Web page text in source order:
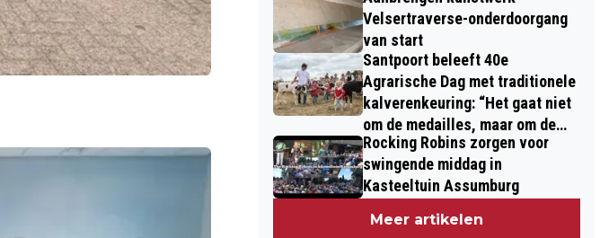
Velsertraverse-onderdoorgang
van start
Santpoort beleeft 40e
Agrarische Dag met traditionele
kalverenkeuring: “Het gaat niet
om de medailles, maar om de
kinderen”
Rocking Robins zorgen voor
swingende middag in
Kasteeltuin Assumburg
Meer artikelen